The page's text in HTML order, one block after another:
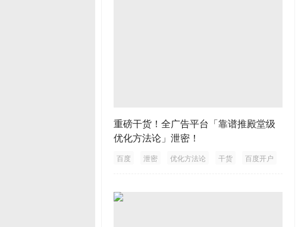
重磅干货！全广告平台「靠谱推殿堂级
优化方法论」泄密！
百度 泄密 优化方法论 干货 百度开户